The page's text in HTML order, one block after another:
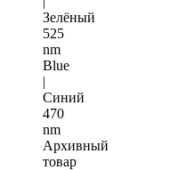
Зелёный
525
nm
Blue
|
Синий
470
nm
Архивный
товар